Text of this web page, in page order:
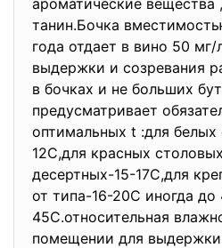
ароматические вещества
танин.Бочка
года отдает в вино 50 мг/
выдержки и созревания
в бочках и не больших
предусматривает
оптимальных t :для белых
12С,для красных
десертных-15-17С,для
от типа-16-20С иногда до
45С.относительная
помещении для